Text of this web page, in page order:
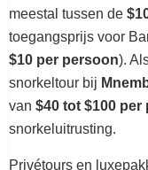
meestal tussen de
toegangsprijs voor
$10 per persoon).
snorkeltour bij
van $40 tot $100 per
snorkeluitrusting.
Privétours en